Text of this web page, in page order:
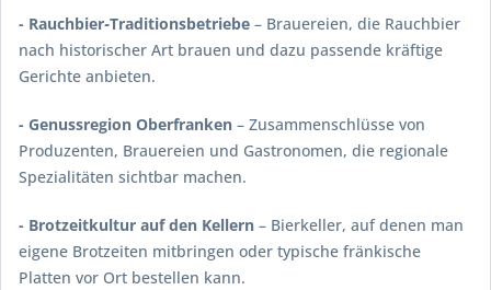
- Rauchbier‑Traditionsbetriebe – Brauereien, die Rauchbier
nach historischer Art brauen und dazu passende kräftige
Gerichte anbieten.
- Genussregion Oberfranken – Zusammenschlüsse von
Produzenten, Brauereien und Gastronomen, die regionale
Spezialitäten sichtbar machen.
- Brotzeitkultur auf den Kellern – Bierkeller, auf denen man
eigene Brotzeiten mitbringen oder typische fränkische
Platten vor Ort bestellen kann.